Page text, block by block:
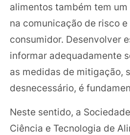
alimentos também tem
na comunicação de risco
consumidor. Desenvolver
informar adequadamente
as medidas de mitigação,
desnecessário, é
Neste sentido, a
Ciência e Tecnologia de